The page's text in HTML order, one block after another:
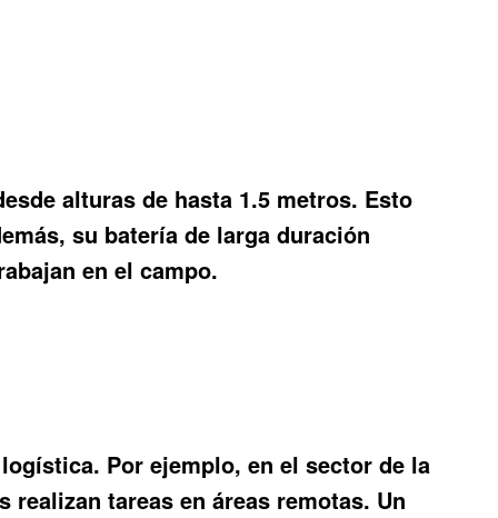
alturas de hasta 1.5 metros. Esto
su batería de larga duración
en el campo.
Por ejemplo, en el sector de la
tareas en áreas remotas. Un